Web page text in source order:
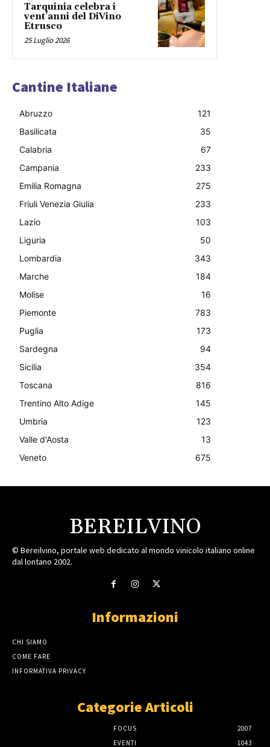
Tarquinia celebra i
vent’anni del DiVino
Etrusco
25 Luglio 2026
Cantine Italiane
Abruzzo
121
Basilicata
35
Calabria
67
Campania
233
Emilia Romagna
275
Friuli Venezia Giulia
233
Lazio
103
Liguria
50
Lombardia
343
Marche
184
Molise
16
Piemonte
783
Puglia
173
Sardegna
94
Sicilia
354
Toscana
816
Trentino Alto Adige
145
Umbria
123
Valle d'Aosta
13
Veneto
675
BEREILVINO
© Bereilvino, portale web dedicato al mondo vinicolo italiano online
dal lontano 2002.
Informazioni
CHI SIAMO
COME FARE
INFORMATIVA PRIVACY
Categorie Articoli
FOCUS
2007
EVENTI
1043